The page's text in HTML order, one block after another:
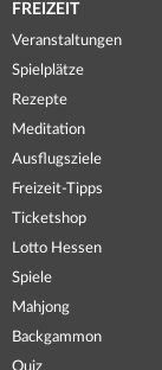
FREIZEIT
Veranstaltungen
Spielplätze
Rezepte
Meditation
Ausflugsziele
Freizeit-Tipps
Ticketshop
Lotto Hessen
Spiele
Mahjong
Backgammon